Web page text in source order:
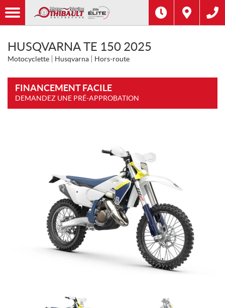
HUSQVARNA TE 150 2025
Motocyclette Husqvarna Hors-route
FINANCEMENT FACILE
DEMANDEZ UNE PRÉ-APPROBATION